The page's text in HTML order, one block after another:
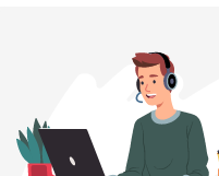
BESTEL NU